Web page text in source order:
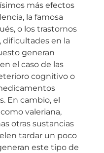
más efectos
la famosa
o los trastornos
dificultades en la
generan
el caso de las
cognitivo o
En cambio, el
valeriana,
otras sustancias
tardar un poco
este tipo de